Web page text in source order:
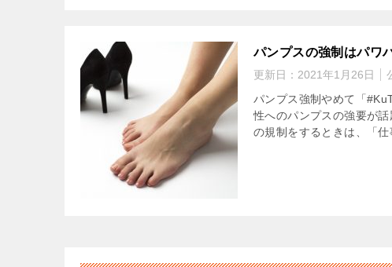
パンプスの強制はパワ
更新日： 2021年1月26日
パンプス強制やめて「
性へのパンプスの強要が
の規制をするときは、「